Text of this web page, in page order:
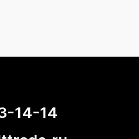
14-14